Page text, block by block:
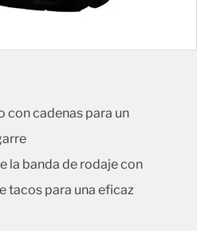
con cadenas para un
la banda de rodaje con
tacos para una eficaz